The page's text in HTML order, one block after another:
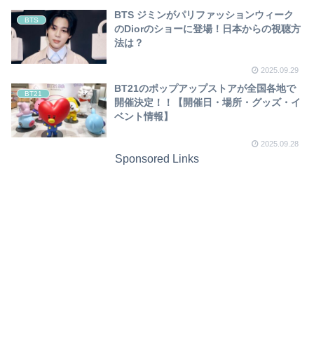
BTS
BTS ジミンがパリファッションウィーク
のDiorのショーに登場！日本からの視聴方
法は？
2025.09.29
BT21
BT21のポップアップストアが全国各地で
開催決定！！【開催日・場所・グッズ・イ
ベント情報】
2025.09.28
Sponsored Links